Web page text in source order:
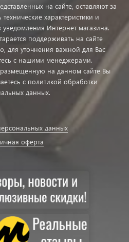
на сайте, оставляют за
характеристики и
Интернет магазина.
поддерживать на сайте
для уточнения важной для Вас
с нашими менеджерами.
на данном сайте Вы
с политикой обработки
данных.
данных
оферта